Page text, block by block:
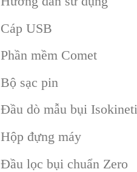
Cáp USB
Phần mềm Comet
Bộ sạc pin
Đầu dò mẫu bụi
Hộp đựng máy
Đầu lọc bụi chuẩn Zero